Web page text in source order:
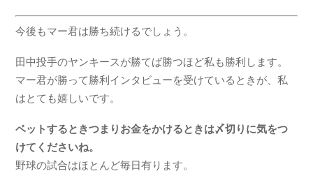
今後もマー君は勝ち続けるでしょう。
田中投手のヤンキースが勝てば勝つほど私も勝利します。
マー君が勝って勝利インタビューを受けているときが、私
はとても嬉しいです。
ベットするときつまりお金をかけるときは〆切りに気をつ
けてくださいね。
野球の試合はほとんど毎日有ります。